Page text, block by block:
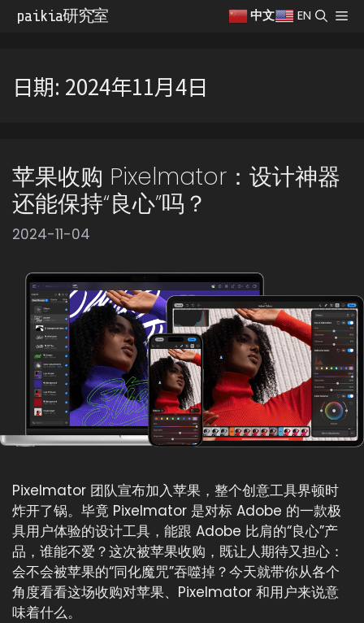
paikia研究室
菜
中文 EN
日期: 2024年11月4日
苹果收购 Pixelmator：设计神器
还能保持“良心”吗？
2024-11-04
Pixelmator 团队宣布加入苹果，整个创意工具界顿时
炸开了锅。毕竟 Pixelmator 是对标 Adobe 的一款极
具用户体验的设计工具，能跟 Adobe 比肩的“良心”产
品，谁能不爱？这次被苹果收购，既让人期待又担心：
会不会被苹果的“同化魔咒”吞噬掉？今天就带你从各个
角度看看这场收购对苹果、Pixelmator 和用户来说意
味着什么。